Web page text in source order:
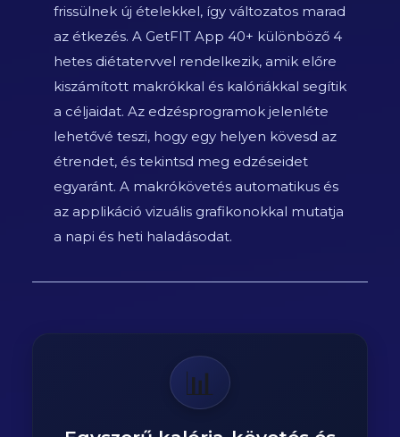
frissülnek új ételekkel, így változatos marad
az étkezés. A GetFIT App 40+ különböző 4
hetes diétatervvel rendelkezik, amik előre
kiszámított makrókkal és kalóriákkal segítik
a céljaidat. Az edzésprogramok jelenléte
lehetővé teszi, hogy egy helyen kövesd az
étrendet, és tekintsd meg edzéseidet
egyaránt. A makrókövetés automatikus és
az applikáció vizuális grafikonokkal mutatja
a napi és heti haladásodat.
📊